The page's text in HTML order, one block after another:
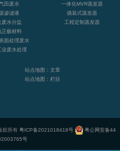
田废水
渗滤液
废水分盐
正极材料
面处理废水
业废水处理
一体化MVR蒸发器
撬装式蒸发器
工程定制蒸发器
站点地图：文章
站点地图：栏目
权所有 粤ICP备2021018418号
粤公网安备44
号